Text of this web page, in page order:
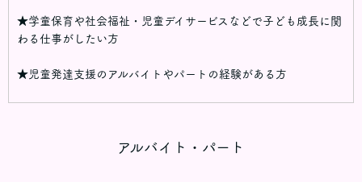
★学童保育や社会福祉・児童デイサービスなどで子ども成長に関
わる仕事がしたい方
★児童発達支援のアルバイトやパートの経験がある方
アルバイト・パート